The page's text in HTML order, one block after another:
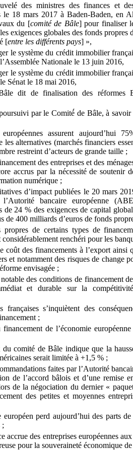
des ministres des finances et
le 18 mars 2017 à Baden‑Baden, en
du [comité de Bâle] pour finaliser
exigences globales des fonds propres
[entre les différents pays] »,
le système du crédit immobilier
Nationale le 13 juin 2016,
le système du crédit immobilier
Sénat le 18 mai 2016,
dit de finalisation des réformes
par le Comité́ de Bâle, à
assurent aujourd’hui
les alternatives (marchés financiers
restreint d’acteurs de grande taille ;
des entreprises et des
accrus par la nécessité de soutenir
numérique ;
d’impact publiées le 20 mars
bancaire européenne
de 24 % des exigences de capital
de 400 milliards d’euros de fonds
de certains types de
renchéri pour les
des financements à l’export ainsi
et notamment des risques de change
envisagée ;
des conditions de financement
et durable sur la
françaises s’inquiètent des
;
de l’économie
du comité de Bâle indique que la
serait limitée à +1,5 % ;
faites par l’Autorité
de l’accord bâlois et d’une remise
de la négociation du dernier «
des petites et moyennes
perd aujourd’hui des parts
;
accrue des entreprises européennes
pour la souveraineté économique